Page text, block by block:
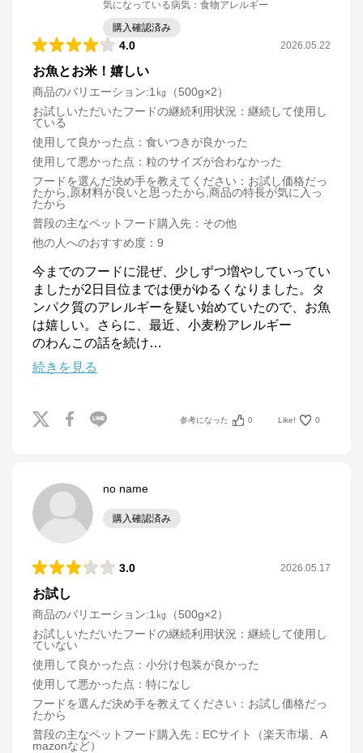
気になっている病気 ： 食物アレルギー
購入確認済み
4.0 2026.05.22
お魚とお米！嬉しい
商品のバリエーション:1㎏（500g×2）
お試しいただいたフードの継続利用状況 ： 継続して使用し
ている
使用して良かった点 ： 食いつきが良かった
使用して悪かった点 ： 粒のサイズが合わなかった
フードを選んだ決め手を教えてください ： お試し価格だっ
たから,原材料が良いと思ったから,商品の特長が気に入っ
たから
普段の主なペットフード購入先 ： その他
他の人へのおすすめ度 ： 9
今までのフードに混ぜ、少しずつ増やしていってい
ましたが2日目位までは便がゆるくなりました。タ
ンパク質のアレルギーを疑い始めていたので、お魚
は嬉しい。さらに、最近、小麦粉アレルギー
のわんこの話を続け…
続きを見る
参考になった 0 Like! 0
no name
購入確認済み
3.0 2026.05.17
お試し
商品のバリエーション:1㎏（500g×2）
お試しいただいたフードの継続利用状況 ： 継続して使用し
ていない
使用して良かった点 ： 小分け包装が良かった
使用して悪かった点 ： 特になし
フードを選んだ決め手を教えてください ： お試し価格だっ
たから
普段の主なペットフード購入先 ： ECサイト（楽天市場、A
mazonなど）